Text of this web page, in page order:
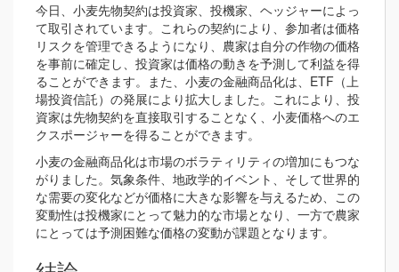
今日、小麦先物契約は投資家、投機家、ヘッジャーによっ
て取引されています。これらの契約により、参加者は価格
リスクを管理できるようになり、農家は自分の作物の価格
を事前に確定し、投資家は価格の動きを予測して利益を得
ることができます。また、小麦の金融商品化は、ETF（上
場投資信託）の発展により拡大しました。これにより、投
資家は先物契約を直接取引することなく、小麦価格へのエ
クスポージャーを得ることができます。
小麦の金融商品化は市場のボラティリティの増加にもつな
がりました。気象条件、地政学的イベント、そして世界的
な需要の変化などが価格に大きな影響を与えるため、この
変動性は投機家にとって魅力的な市場となり、一方で農家
にとっては予測困難な価格の変動が課題となります。